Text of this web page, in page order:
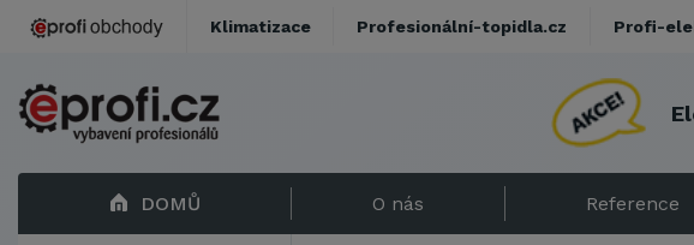
El
DOMŮ O nás Reference
Klimatizace Profesionální-topidla.cz Profi-